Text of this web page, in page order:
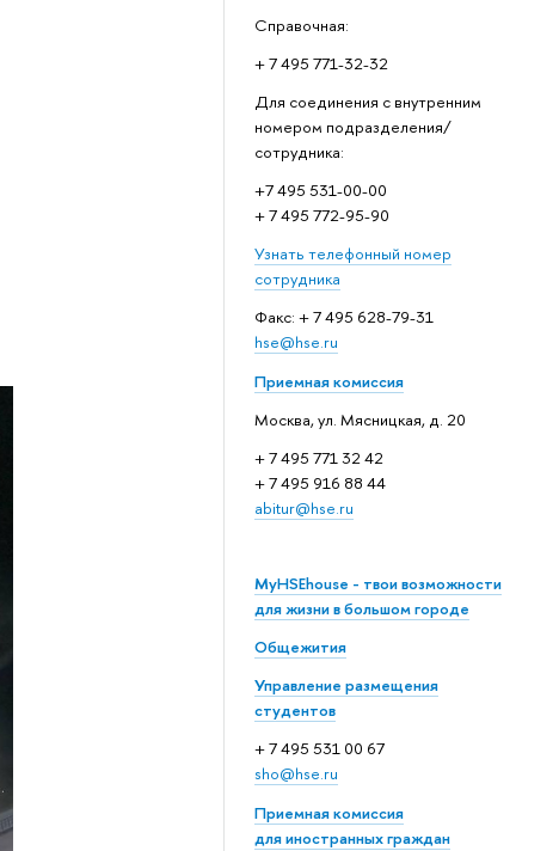
Справочная:
+ 7 495 771-32-32
Для соединения с внутренним
номером подразделения/
сотрудника:
+7 495 531-00-00
+ 7 495 772-95-90
Узнать телефонный номер
сотрудника
Факс: + 7 495 628-79-31
hse@hse.ru
Приемная комиссия
Москва, ул. Мясницкая, д. 20
+ 7 495 771 32 42
+ 7 495 916 88 44
abitur@hse.ru
MyHSEhouse - твои возможности
для жизни в большом городе
Общежития
Управление размещения
студентов
+ 7 495 531 00 67
sho@hse.ru
Приемная комиссия
для иностранных граждан